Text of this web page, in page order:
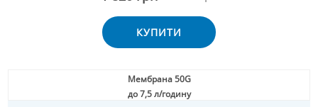
КУПИТИ
Мембрана 50G
до 7,5 л/годину